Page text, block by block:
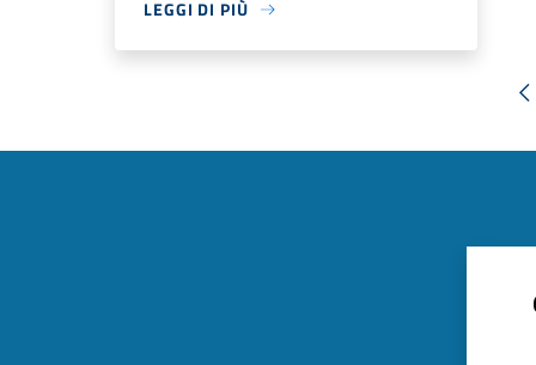
LEGGI DI PIÙ